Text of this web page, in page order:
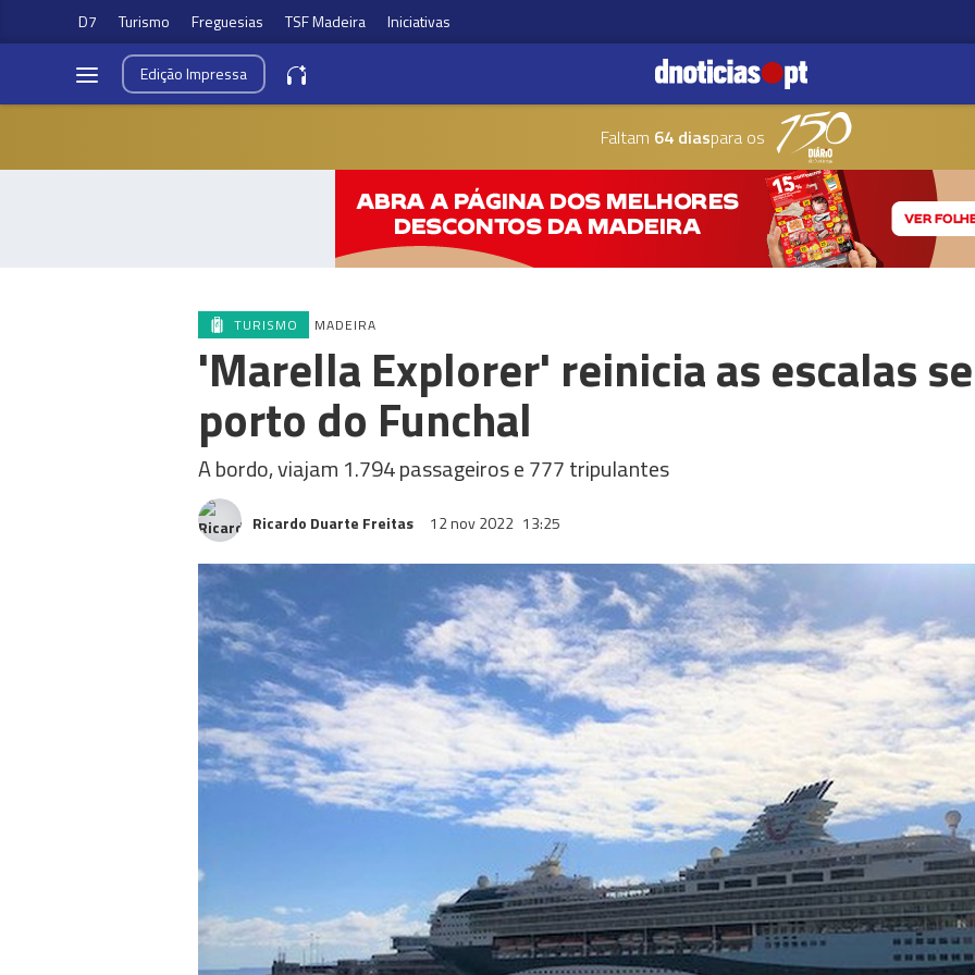
D7 Turismo Freguesias TSF Madeira Iniciativas
EdiçãoImpressa
Faltam 64 diaspara os
TURISMO MADEIRA
'Marella Explorer' reinicia as escalas
porto do Funchal
A bordo, viajam 1.794 passageiros e 777 tripulantes
Ricardo Duarte Freitas 12 nov 2022 13:25